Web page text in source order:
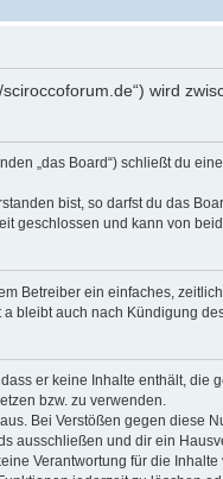
wird
„das Board“) schließt du
bist, so darfst du das
geschlossen und kann von
Betreiber ein einfaches,
bleibt auch nach Kündigung
er keine Inhalte enthält,
bzw. zu verwenden.
Bei Verstößen gegen
ausschließen und dir ein
Verantwortung für die